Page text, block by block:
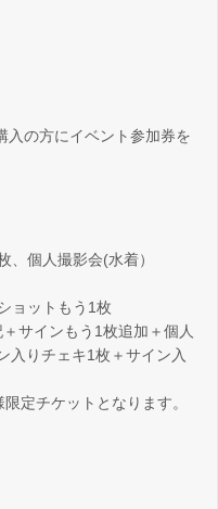
入の方にイベント参加券を
個人撮影会(水着）
ョットもう1枚
サインもう1枚追加＋個人
入りチェキ1枚＋サイン入
定チケットとなります。